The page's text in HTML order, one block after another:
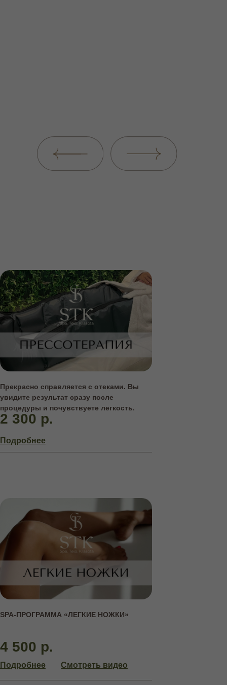
Прекрасно справляется с отеками. Вы
увидите результат сразу после
процедуры и почувствуете легкость.
2 300 р.
Подробнее
SPA-ПРОГРАММА «ЛЕГКИЕ НОЖКИ»
4 500 р.
Подробнее Смотреть видео
АБОНЕМЕНТЫ
НА КУРСОВЫЕ ПРОЦЕДУРЫ